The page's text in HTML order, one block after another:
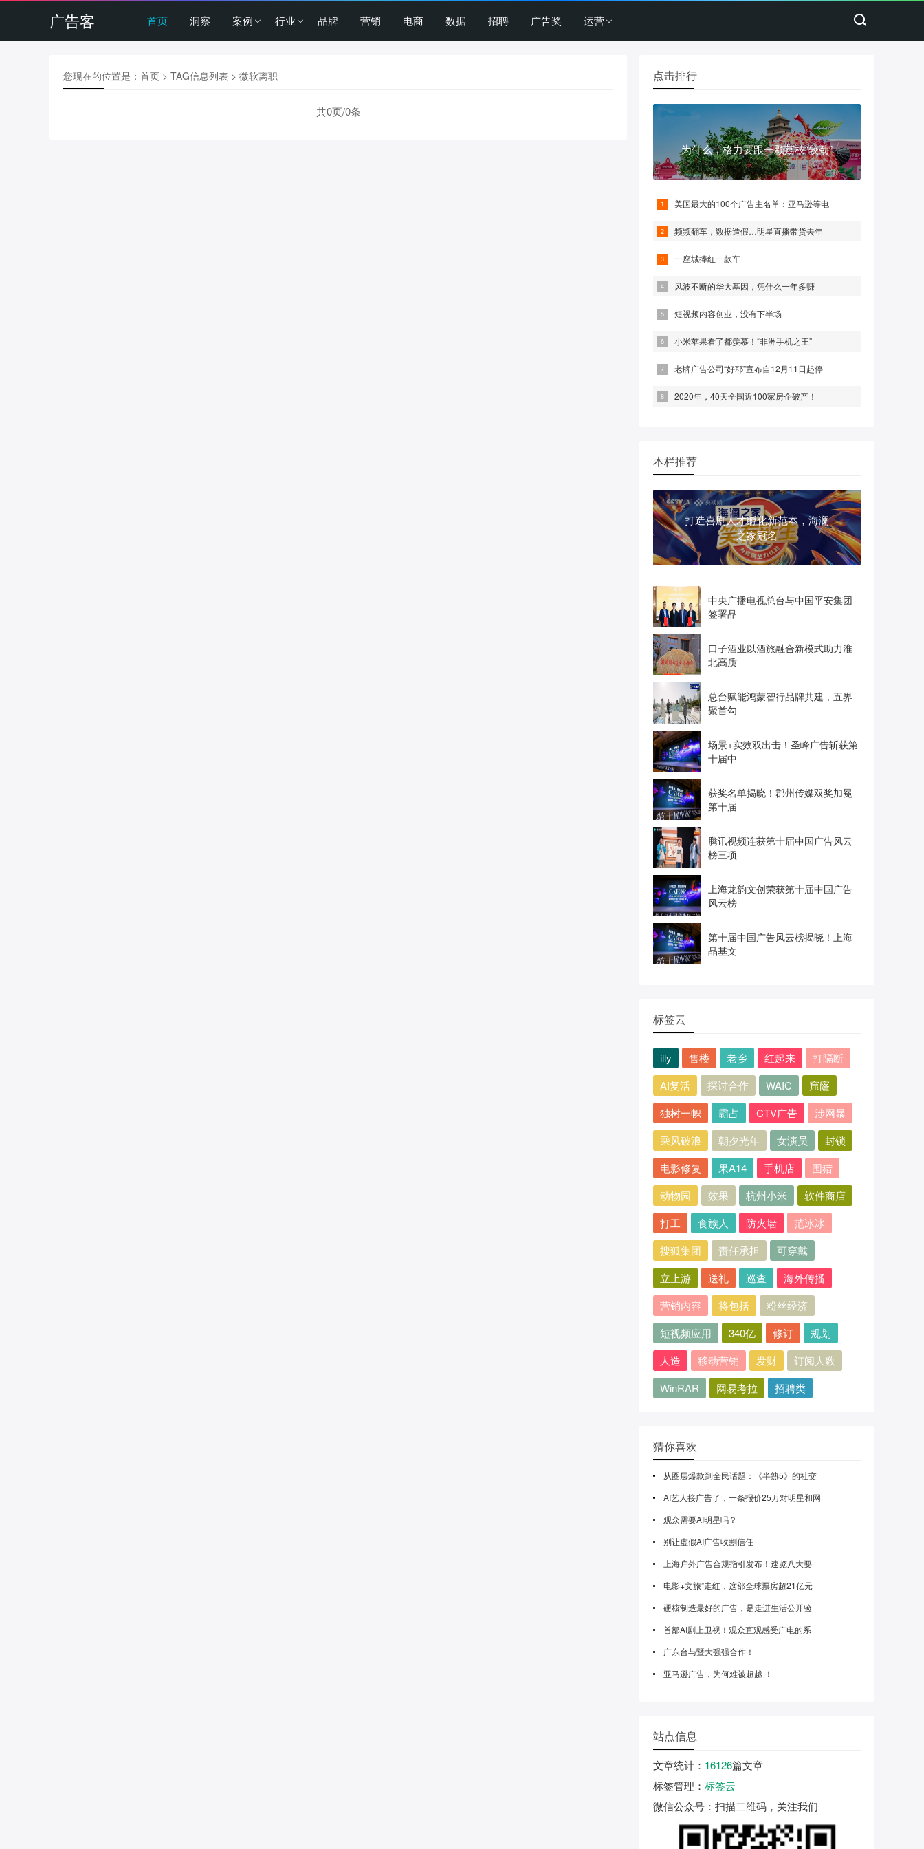
广告客 首页 洞察 案例 行业 品牌 营销 电商 数据 招聘 广告奖 运营
您现在的位置是： 首页 > TAG信息列表 > 微软离职
共0页/0条
点击排行
为什么，格力要跟一颗荔枝“较劲”
美国最大的100个广告主名单：亚马逊等电
频频翻车，数据造假…明星直播带货去年
一座城捧红一款车
风波不断的华大基因，凭什么一年多赚
短视频内容创业，没有下半场
小米苹果看了都羡慕！“非洲手机之王”
老牌广告公司“好耶”宣布自12月11日起停
2020年，40天全国近100家房企破产！
本栏推荐
打造喜剧人才孵化新范本，海澜
之家冠名
中央广播电视总台与中国平安集团
签署品
口子酒业以酒旅融合新模式助力淮
北高质
总台赋能鸿蒙智行品牌共建，五界
聚首勾
场景+实效双出击！圣峰广告斩获第
十届中
获奖名单揭晓！郡州传媒双奖加冕
第十届
腾讯视频连获第十届中国广告风云
榜三项
上海龙韵文创荣获第十届中国广告
风云榜
第十届中国广告风云榜揭晓！上海
晶基文
标签云
illy 售楼 老乡 红起来
打隔断
AI复活
探讨合作 WAIC
窟窿
独树一帜
霸占 CTV广告
涉网暴
乘风破浪
朝夕光年 女演员
封锁
电影修复
果A14 手机店
围猎
动物园
效果 杭州小米
软件商店
打工
食族人 防火墙
范冰冰
搜狐集团
责任承担
可穿戴
立上游
送礼 巡查
海外传播
营销内容
将包括
粉丝经济
短视频应用
340亿 修订
规划
人造
移动营销 发财
订阅人数
WinRAR
网易考拉 招聘类
猜你喜欢
从圈层爆款到全民话题：《半熟5》的社交
AI艺人接广告了，一条报价25万对明星和网
观众需要AI明星吗？
别让虚假AI广告收割信任
上海户外广告合规指引发布！速览八大要
电影+文旅”走红，这部全球票房超21亿元
硬核制造最好的广告，是走进生活公开验
首部AI剧上卫视！观众直观感受广电的系
广东台与暨大强强合作！
亚马逊广告，为何难被超越 ！
站点信息
文章统计 ： 16126篇文章
标签管理 ： 标签云
微信公众号 ：扫描二维码，关注我们